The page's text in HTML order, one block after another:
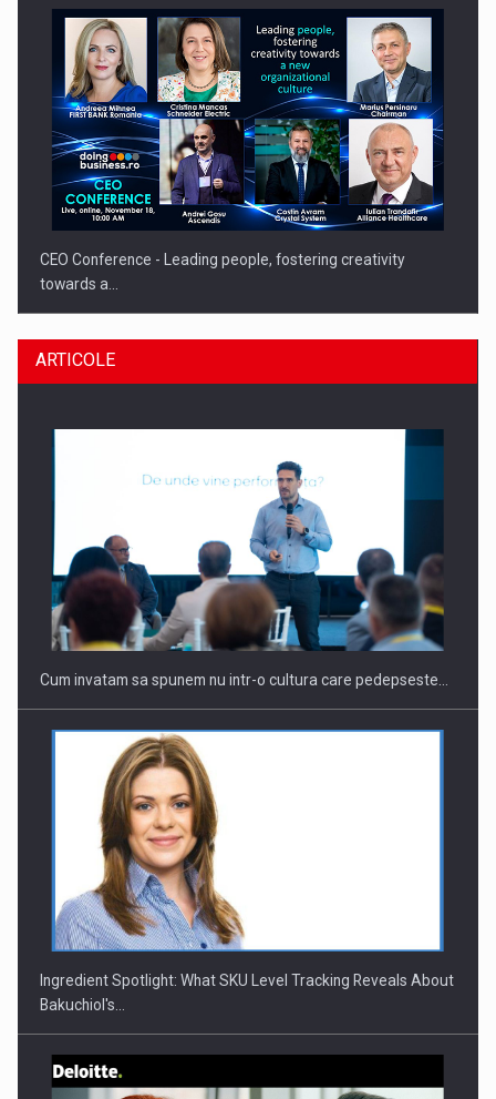
CEO Conference - Leading people, fostering creativity
towards a…
CEO Conference - Shaping The Future - Technology and…
Webinar - Business Evolution-RETHINK STRATEGY-Finantare
Investitii Digitalizare
ARTICOLE
Cum invatam sa spunem nu intr-o cultura care pedepseste…
Ingredient Spotlight: What SKU Level Tracking Reveals About
Bakuchiol's…